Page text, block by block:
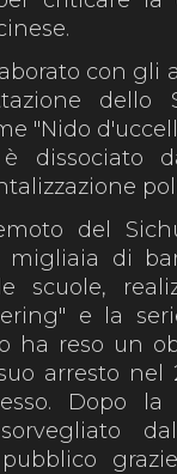
con gli
dello
"Nido
dissociato
del
di
scuole,
e la
ha reso un
arresto nel
Dopo